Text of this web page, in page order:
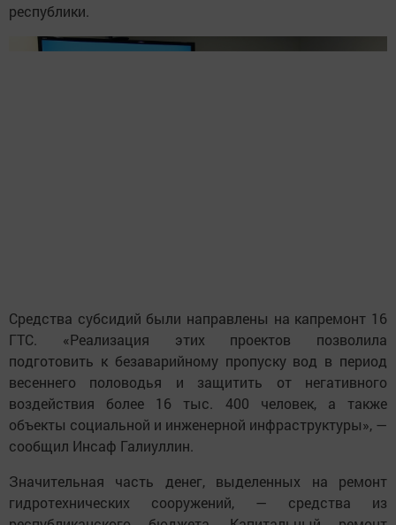
республики.
Средства субсидий были направлены на капремонт 16
ГТС. «Реализация этих проектов позволила
подготовить к безаварийному пропуску вод в период
весеннего половодья и защитить от негативного
воздействия более 16 тыс. 400 человек, а также
объекты социальной и инженерной инфраструктуры», —
сообщил Инсаф Галиуллин.
Значительная часть денег, выделенных на ремонт
гидротехнических сооружений, — средства из